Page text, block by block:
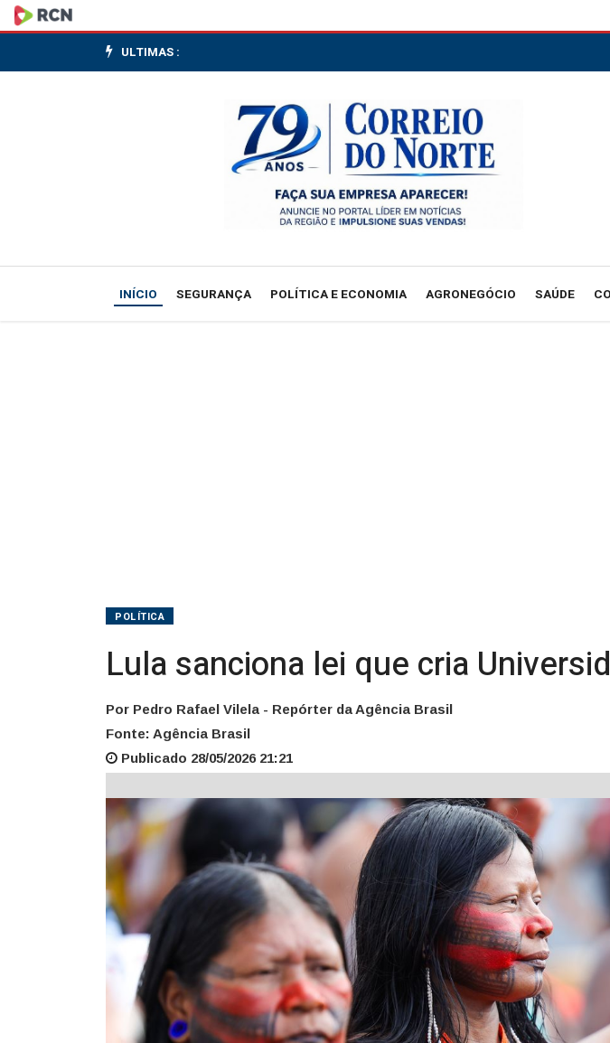
Lula
sanciona
Federal
Indígena
ULTIMAS :
INÍCIO SEGURANÇA POLÍTICA E ECONOMIA AGRONEGÓCIO SAÚDE
POLÍTICA
Lula sanciona lei que cria
Por Pedro Rafael Vilela - Repórter da Agência Brasil
Fonte: Agência Brasil
Publicado 28/05/2026 21:21